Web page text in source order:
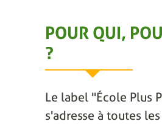
POUR QUI,
?
Le label "École Plus
s'adresse à toutes